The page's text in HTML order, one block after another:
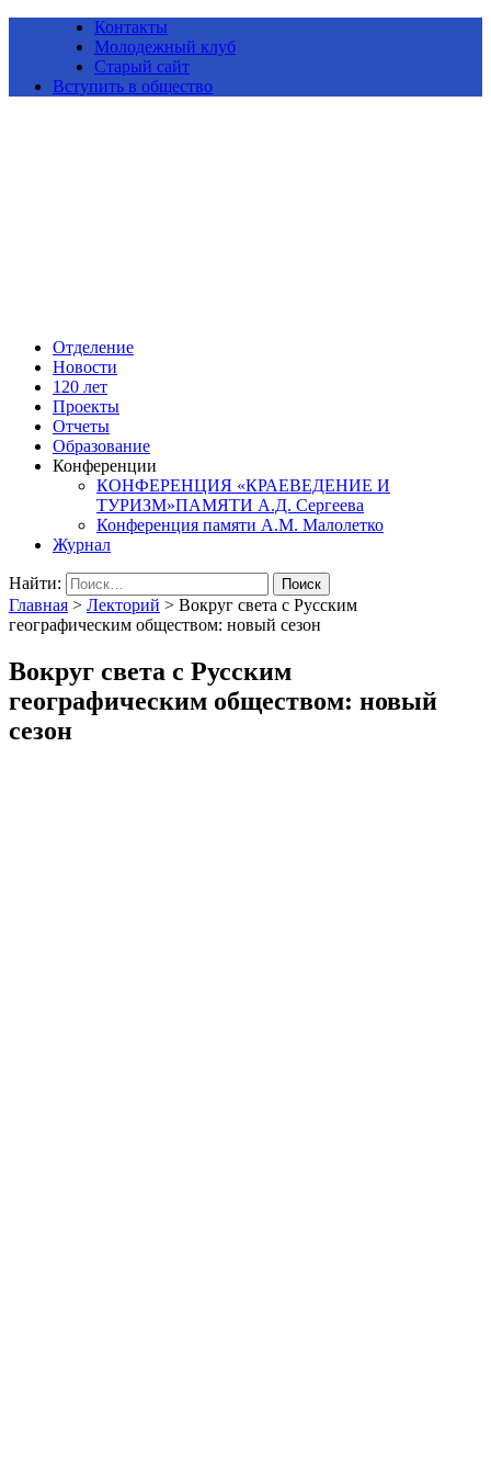
Контакты
Молодежный клуб
Старый сайт
Вступить в общество
Отделение
Новости
120 лет
Проекты
Отчеты
Образование
Конференции
КОНФЕРЕНЦИЯ «КРАЕВЕДЕНИЕ И
ТУРИЗМ»ПАМЯТИ А.Д. Сергеева
Конференция памяти А.М. Малолетко
Журнал
Найти:
Главная > Лекторий > Вокруг света с Русским
географическим обществом: новый сезон
Вокруг света с Русским
географическим обществом: новый
сезон